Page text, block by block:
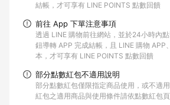
結帳，才可享有 LINE POINTS 點數回饋
前往 App 下單注意事項
透過 LINE 購物前往網站，並於24小時內
鈕導轉 APP 完成結帳，且 LINE 購物 APP
本，才可享有 LINE POINTS 點數回饋
部分點數紅包不適用說明
部分點數紅包僅限指定商品使用，或不適
紅包之適用商品與使用條件請依點數紅包頁